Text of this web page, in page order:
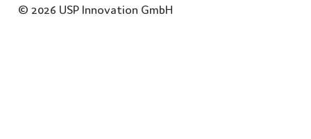
© 2026 USP Innovation GmbH